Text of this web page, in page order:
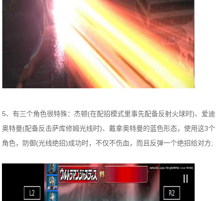
5、有三个角色很特殊：杰顿(在配招模式里事先配备反射火球时)、爱迪
奥特曼(配备反击萨库修姆光线时)、戴拿奥特曼的蓝色形态，使用这3个
角色，防御(光线绝招)成功时，不仅不伤血，而且反弹一个绝招给对方;